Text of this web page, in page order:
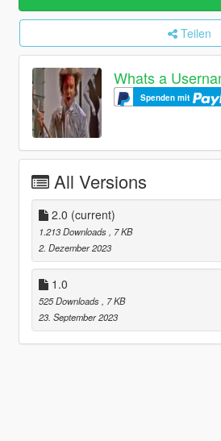
Teilen
Whats a
Spenden mit
All Versions
2.0 (current)
1.213 Downloads
, 7 KB
2. Dezember 2023
1.0
525 Downloads
, 7 KB
23. September 2023